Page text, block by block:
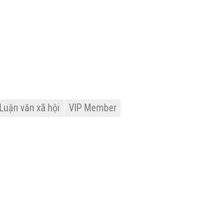
Luận văn xã hội VIP Member